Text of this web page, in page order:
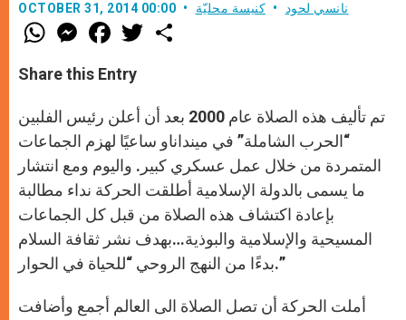
OCTOBER 31, 2014 00:00 نانسي لحود كنيسة محليّة
W
h
t
s
p
p
M
e
s
e
g
e
r
F
a
e
b
o
k
w
r
Share this Entry
تم تأليف هذه الصلاة عام 2000 بعد أن أعلن رئيس الفلبين
“الحرب الشاملة” في مينداناو ساعيًا لهزم الجماعات
المتمردة من خلال عمل عسكري كبير. واليوم ومع انتشار
ما يسمى بالدولة الإسلامية أطلقت الحركة نداء مطالبة
بإعادة اكتشاف هذه الصلاة من قبل كل الجماعات
المسيحية والإسلامية والبوذية…بهدف نشر ثقافة السلام
بدءًا من النهج الروحي “للحياة في الحوار.”
أملت الحركة أن تصل الصلاة الى العالم أجمع وأضافت